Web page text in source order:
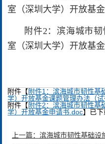
室（深圳大学）开放基
附件2：滨海城市
室（深圳大学）开放基
附件【附件1：滨海城市韧性基
学）开放基金课题管理办法（
附件【附件2：滨海城市韧性基
学）开放基金申请书.doc】已下
上一篇：滨海城市韧性基础